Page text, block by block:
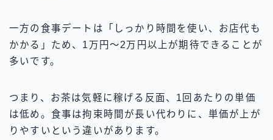
一方の食事デートは「しっかり時間を使い、お店代も
かかる」ため、1万円〜2万円以上が期待できることが
多いです。
つまり、お茶は気軽に稼げる反面、1回あたりの単価
は低め。食事は拘束時間が長い代わりに、単価が上が
りやすいという違いがあります。